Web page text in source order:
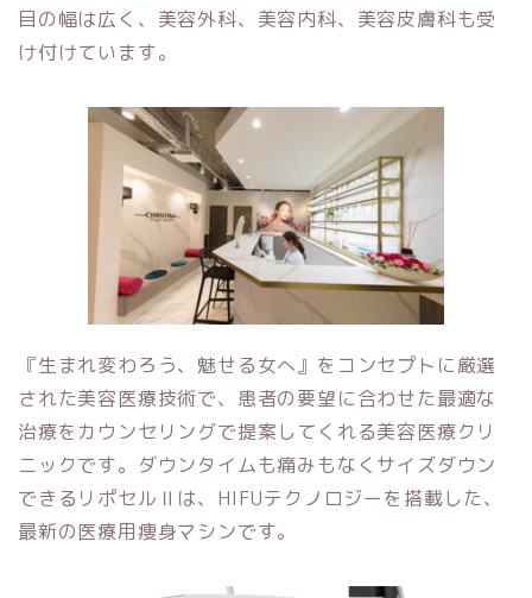
目の幅は広く、美容外科、美容内科、美容皮膚科も受
け付けています。
『生まれ変わろう、魅せる女へ』をコンセプトに厳選
された美容医療技術で、患者の要望に合わせた最適な
治療をカウンセリングで提案してくれる美容医療クリ
ニックです。 ダウンタイムも痛みもなくサイズダウン
できるリポセルⅡは、HIFUテクノロジーを搭載した、
最新の医療用痩身マシンです。